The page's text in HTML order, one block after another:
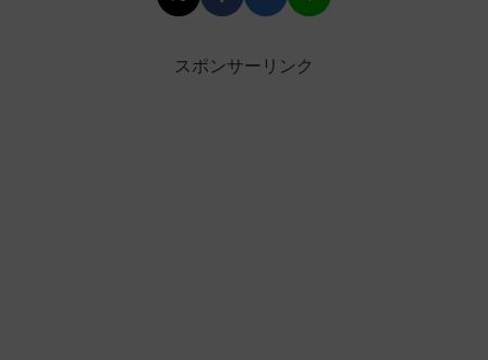
スポンサーリンク